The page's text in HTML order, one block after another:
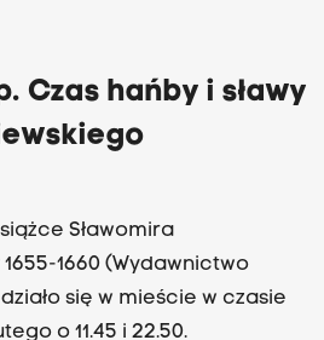
Czas hańby i sławy
Sławomira
się w mieście w czasie
o 11.45 i 22.50.